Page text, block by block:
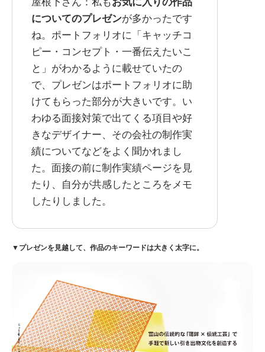
についてのプレゼンが多かったです
ね。ポートフォリオに「キャッチコ
ピー・コンセプト・一番伝えたいこ
と」がわかるように載せていたの
で、プレゼンはポートフォリオに助
けてもらった部分が大きいです。い
わゆる面接対策で出てくる項目や好
きなデザイナー、その会社の制作実
績についてなどをよく聞かれまし
た。面接の前に制作実績ページを見
たり、自分が共感したところをメモ
したりしました。
▼プレゼンを見越して、作品のキーワードは大きく太字に。